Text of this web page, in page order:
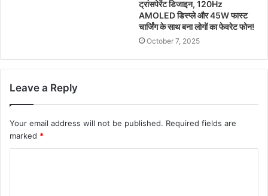
ट्रांसपेरेंट डिजाइन, 120Hz
AMOLED डिस्प्ले और 45W फास्ट
चार्जिंग के साथ बना लोगों का फेवरेट फोन!
October 7, 2025
Leave a Reply
Your email address will not be published. Required fields are
marked *